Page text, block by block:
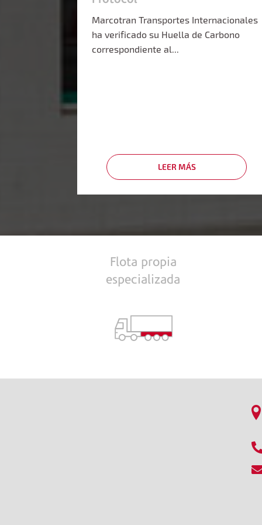
Marcotran Transportes Internacionales
ha verificado su Huella de Carbono
correspondiente al...
LEER MÁSSOBRE
MARCOTRAN
VERIFICA
Flota propia
especializada